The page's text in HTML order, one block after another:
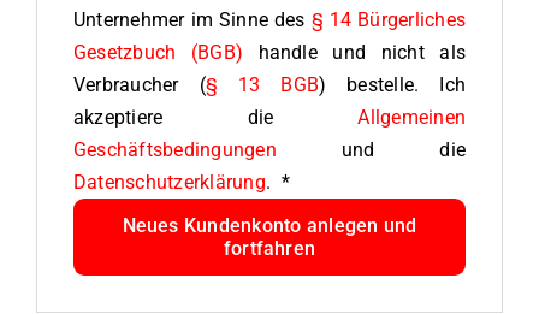
Unternehmer im Sinne des § 14 Bürgerliches
Gesetzbuch (BGB) handle und nicht als
Verbraucher (§ 13 BGB) bestelle. Ich
akzeptiere dieAllgemeinen
Geschäftsbedingungen und die
Datenschutzerklärung. *Erforderlich
Neues Kundenkonto anlegen und
fortfahren